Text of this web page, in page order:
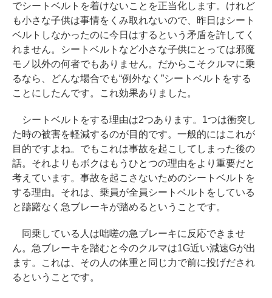
でシートベルトを着けないことを正当化します。けれど
も小さな子供は事情をくみ取れないので、昨日はシート
ベルトしなかったのに今日はするという矛盾を許してく
れません。シートベルトなど小さな子供にとっては邪魔
モノ以外の何者でもありません。だからこそクルマに乗
るなら、どんな場合でも“例外なく”シートベルトをする
ことにしたんです。これ効果ありました。
シートベルトをする理由は2つあります。1つは衝突し
た時の被害を軽減するのが目的です。一般的にはこれが
目的ですよね。でもこれは事故を起こしてしまった後の
話。それよりもボクはもうひとつの理由をより重要だと
考えています。事故を起こさないためのシートベルトを
する理由。それは、乗員が全員シートベルトをしている
と躊躇なく急ブレーキが踏めるということです。
同乗している人は咄嗟の急ブレーキに反応できませ
ん。急ブレーキを踏むと今のクルマは1G近い減速Gが出
ます。これは、その人の体重と同じ力で前に投げだされ
るということです。